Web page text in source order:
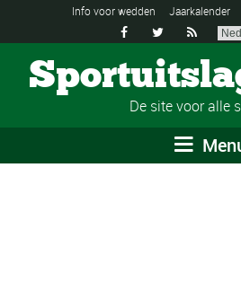
Info voor wedden Jaarkalender
  
De site voor alle